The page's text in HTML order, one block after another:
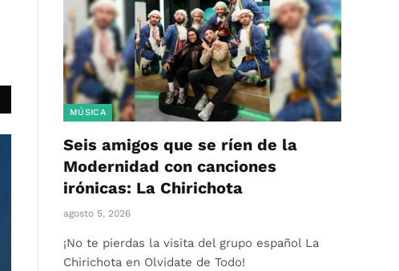
MÚSICA
Seis amigos que se ríen de la
Modernidad con canciones
irónicas: La Chirichota
agosto 5, 2026
¡No te pierdas la visita del grupo español La
Chirichota en Olvidate de Todo!